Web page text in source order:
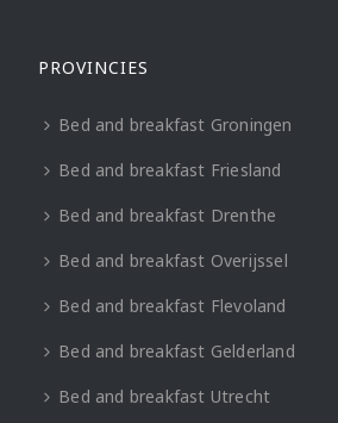
PROVINCIES
Bed and breakfast Groningen
Bed and breakfast Friesland
Bed and breakfast Drenthe
Bed and breakfast Overijssel
Bed and breakfast Flevoland
Bed and breakfast Gelderland
Bed and breakfast Utrecht